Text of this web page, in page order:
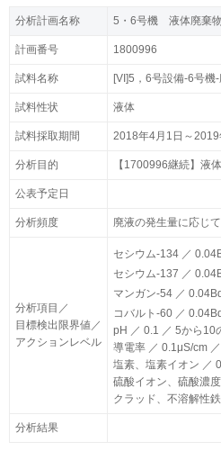
分析計画名称 5・6号機 液体廃棄物
計画番号 1800996
試料名称 [VI]5，6号設備-6号
試料性状 液体
試料採取期間 2018年4月1日～2019
分析目的 【1700996継続】液
公表予定日
分析頻度 廃液の発生量に応じ
分析項目／
目標検出限界値／
アクションレベル
セシウム-134 ／
セシウム-137 ／
マンガン-54 ／
コバルト-60 ／
pH ／ 0.1 ／ 5から10
導電率 ／ 0.1μS/cm
塩素、塩素イオン ／
硫酸イオン、硫酸濃
クラッド、不溶解性
分析結果
分析計画名称 5・6号機 液体廃棄物
計画番号 1800996
試料名称 [VI]5，6号設備-6号
試料性状 液体
試料採取期間 2018年4月1日～2019
分析目的 【1700996継続】液
公表予定日
分析頻度 廃液の発生量に応じ
分析項目／
目標検出限界値／
アクションレベル
セシウム-134 ／
セシウム-137 ／
マンガン-54 ／
コバルト-60 ／
pH ／ 0.1 ／ 5から10
導電率 ／ 0.1μS/cm
塩素、塩素イオン ／
硫酸イオン、硫酸濃
クラッド、不溶解性
分析結果